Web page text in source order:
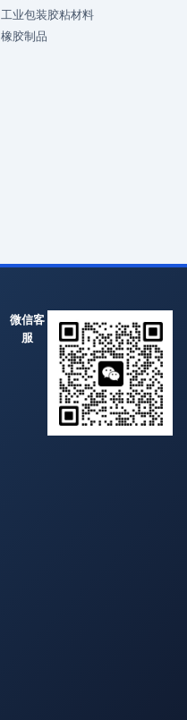
工业包装胶粘材料
橡胶制品
微信客
服